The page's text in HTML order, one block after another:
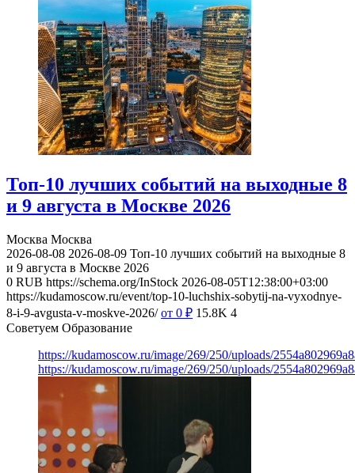
Топ-10 лучших событий на выходные 8
и 9 августа в Москве 2026
Москва Москва
2026-08-08 2026-08-09 Топ-10 лучших событий на выходные 8
и 9 августа в Москве 2026
0 RUB https://schema.org/InStock 2026-08-05T12:38:00+03:00
https://kudamoscow.ru/event/top-10-luchshix-sobytij-na-vyxodnye-
8-i-9-avgusta-v-moskve-2026/ от 0 ₽ 15.8K 4
Советуем Образование
https://kudamoscow.ru/image/269/250/uploads/
https://kudamoscow.ru/image/269/250/uploads/